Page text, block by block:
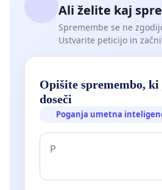
Ali želite kaj
Spremembe se ne
Ustvarite peticijo in
Opišite spremembo,
doseči
Poganja umetna